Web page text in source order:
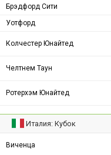
Брэдфорд Сити
Уотфорд
Колчестер Юнайтед
Челтнем Таун
Ротерхэм Юнайтед
Италия: Кубок
Виченца